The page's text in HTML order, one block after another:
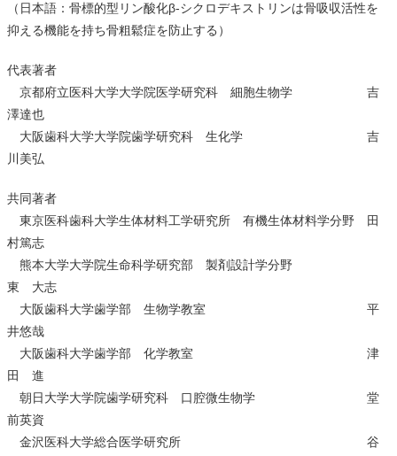
（日本語：骨標的型リン酸化β-シクロデキストリンは骨吸収活性を
抑える機能を持ち骨粗鬆症を防止する）
代表著者
京都府立医科大学大学院医学研究科 細胞生物学 吉
澤達也
大阪歯科大学大学院歯学研究科 生化学 吉
川美弘
共同著者
東京医科歯科大学生体材料工学研究所 有機生体材料学分野 田
村篤志
熊本大学大学院生命科学研究部 製剤設計学分野
東 大志
大阪歯科大学歯学部 生物学教室 平
井悠哉
大阪歯科大学歯学部 化学教室 津
田 進
朝日大学大学院歯学研究科 口腔微生物学 堂
前英資
金沢医科大学総合医学研究所 谷